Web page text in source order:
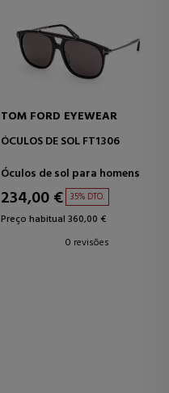
TOM FORD EYEWEAR
ÓCULOS DE SOL FT1306
Óculos de sol para homens
234,00 € 35% DTO.
Preço habitual 360,00 €
0 revisões